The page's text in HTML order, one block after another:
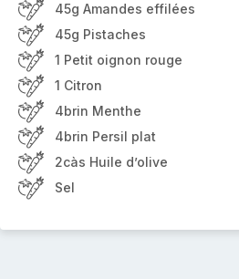
45g Amandes effilées
45g Pistaches
1 Petit oignon rouge
1 Citron
4brin Menthe
4brin Persil plat
2càs Huile d’olive
Sel